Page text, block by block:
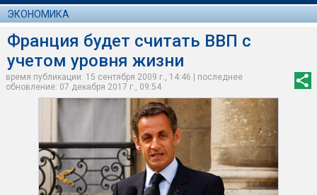
ЭКОНОМИКА
Франция будет считать ВВП с
учетом уровня жизни
время публикации: 15 сентября 2009 г., 14:46 | последнее
обновление: 07 декабря 2017 г., 09:54